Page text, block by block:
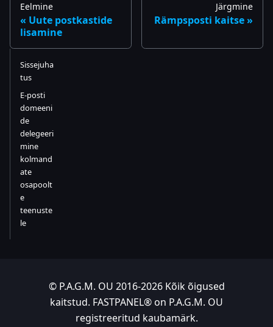
Eelmine
Uute postkastide
lisamine
Järgmine
Rämpsposti kaitse
Sissejuha
tus
E-posti
domeeni
de
delegeeri
mine
kolmand
ate
osapoolt
e
teenuste
le
© P.A.G.M. OU 2016-2026 Kõik õigused
kaitstud. FASTPANEL® on P.A.G.M. OU
registreeritud kaubamärk.